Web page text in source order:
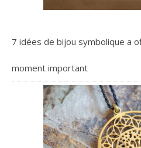
7 idées de bijou symbolique a
moment important